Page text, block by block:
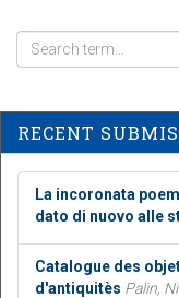
RECENT
La incoronata
dato di nuovo alle
Catalogue des
d'antiquitès Palin,